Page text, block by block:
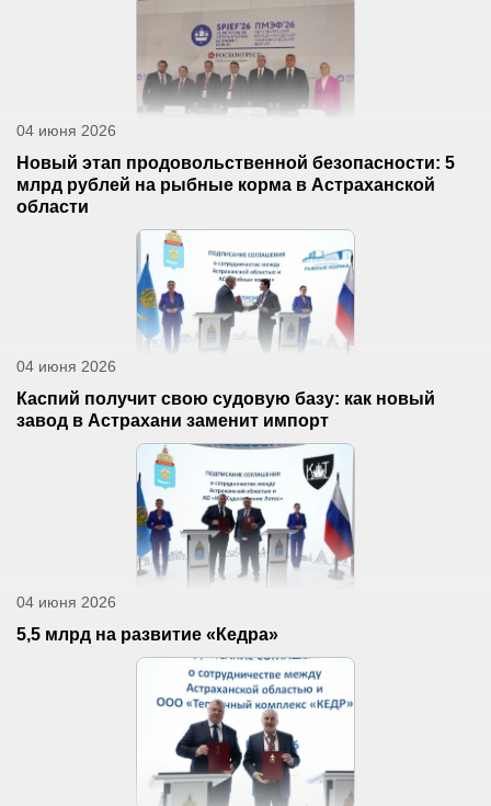
04 июня 2026
Новый этап продовольственной безопасности: 5
млрд рублей на рыбные корма в Астраханской
области
04 июня 2026
Каспий получит свою судовую базу: как новый
завод в Астрахани заменит импорт
04 июня 2026
5,5 млрд на развитие «Кедра»